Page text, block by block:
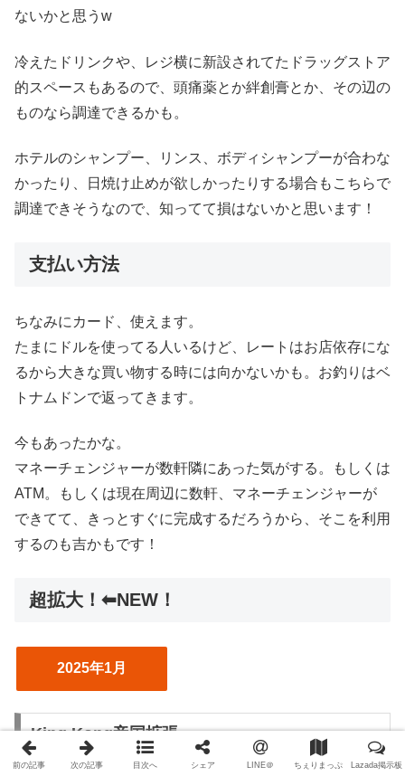
ないかと思うw
冷えたドリンクや、レジ横に新設されてたドラッグストア
的スペースもあるので、頭痛薬とか絆創膏とか、その辺の
ものなら調達できるかも。
ホテルのシャンプー、リンス、ボディシャンプーが合わな
かったり、日焼け止めが欲しかったりする場合もこちらで
調達できそうなので、知ってて損はないかと思います！
支払い方法
ちなみにカード、使えます。
たまにドルを使ってる人いるけど、レートはお店依存にな
るから大きな買い物する時には向かないかも。お釣りはベ
トナムドンで返ってきます。
今もあったかな。
マネーチェンジャーが数軒隣にあった気がする。もしくは
ATM。もしくは現在周辺に数軒、マネーチェンジャーが
できてて、きっとすぐに完成するだろうから、そこを利用
するのも吉かもです！
超拡大！⬅︎NEW！
2025年1月
King Kong帝国拡張
前の記事 次の記事 目次へ シェア LINE＠ ちぇりまっぷ Lazada掲示板